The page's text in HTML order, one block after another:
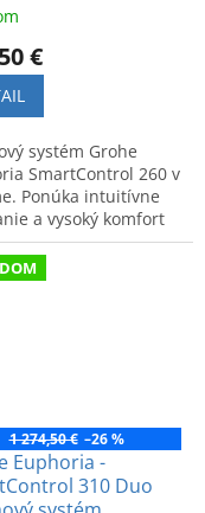
€
systém Grohe
SmartControl 260 v
Ponúka intuitívne
a vysoký komfort
Kód výrobku:
1 274,50 € –26 %
Euphoria -
310 Duo